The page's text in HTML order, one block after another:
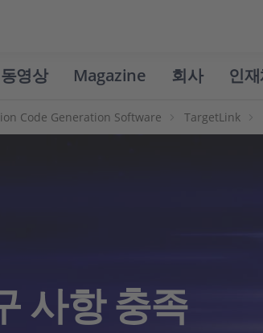
동영상 Magazine 회사 인
Code Generation Software TargetLink
사항 충족